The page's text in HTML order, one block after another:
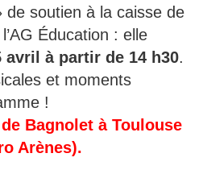
de soutien à la caisse de
Éducation : elle
avril à partir de 14 h30.
et moments
!
Bagnolet à Toulouse
Arènes).